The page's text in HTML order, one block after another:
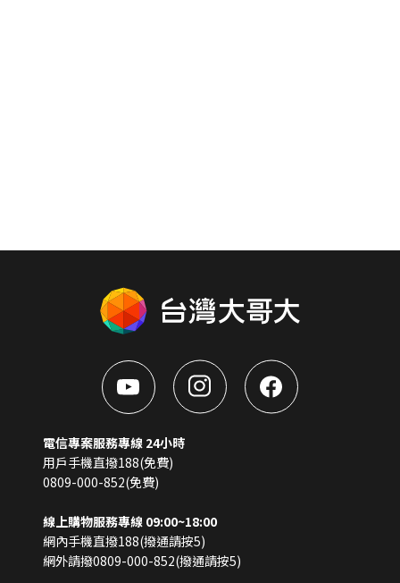
電信專案服務專線 24小時
用戶手機直撥188(免費)
0809-000-852(免費)
線上購物服務專線 09:00~18:00
網內手機直撥188(撥通請按5)
網外請撥0809-000-852(撥通請按5)